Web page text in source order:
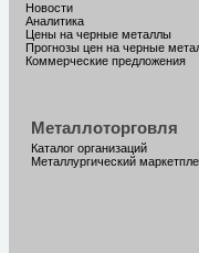
Новости
Аналитика
Цены на черные металлы
Прогнозы цен на черные
Коммерческие предложения
Металлоторговля
Каталог организаций
Металлургический